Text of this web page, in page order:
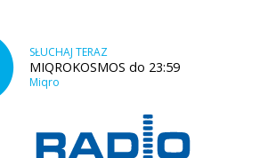
SŁUCHAJ TERAZ
MIQROKOSMOS do 23:59
Miqro